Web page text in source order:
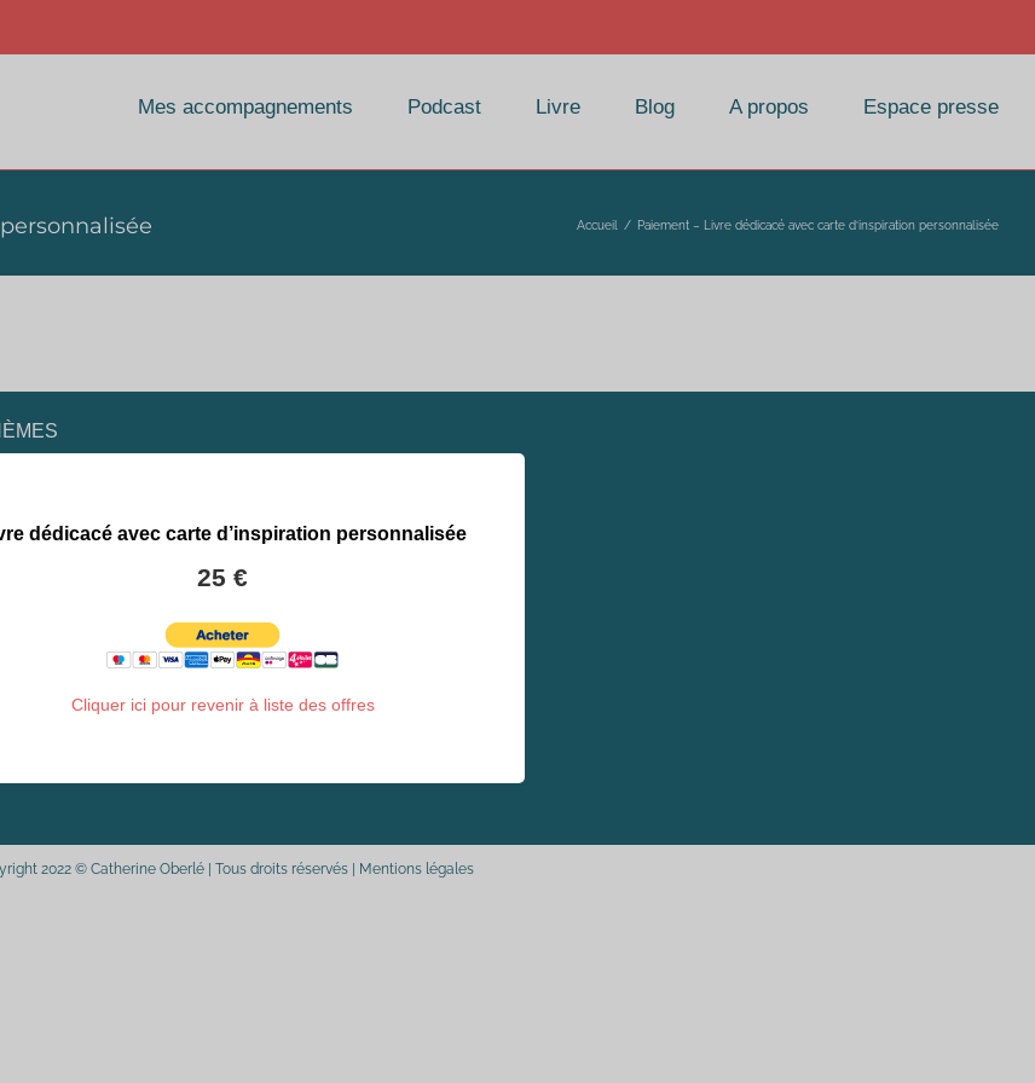
Mes accompagnements Podcast Livre Blog A propos Espace presse
Accueil / Paiement – Livre dédicacé avec carte d’inspiration personnalisée
2022 © Catherine Oberlé | Tous droits réservés | Mentions légales
dédicacé avec carte d’inspiration personnalisée
25 €
Cliquer ici pour revenir à liste des offres